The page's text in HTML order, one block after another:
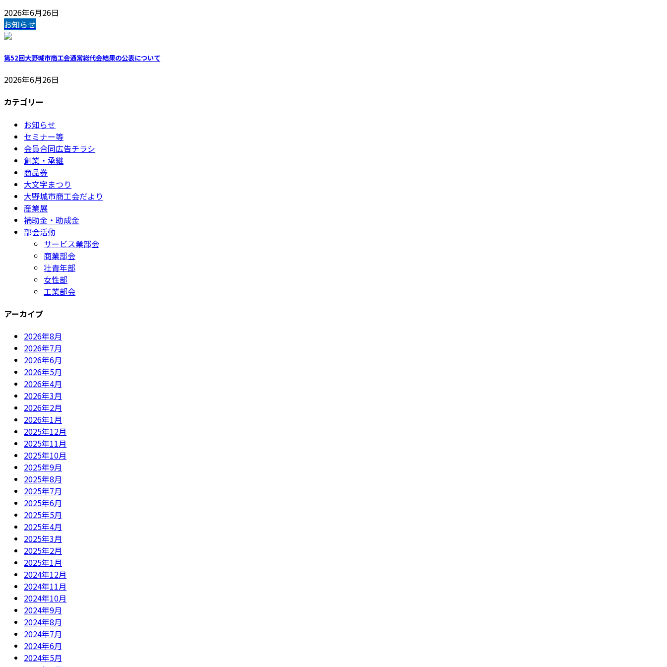
2026年6月26日
お知らせ
第52回大野城市商工会通常総代会結果の公表について
2026年6月26日
カテゴリー
お知らせ
セミナー等
会員合同広告チラシ
創業・承継
商品券
大文字まつり
大野城市商工会だより
産業展
補助金・助成金
部会活動
サービス業部会
商業部会
壮青年部
女性部
工業部会
アーカイブ
2026年8月
2026年7月
2026年6月
2026年5月
2026年4月
2026年3月
2026年2月
2026年1月
2025年12月
2025年11月
2025年10月
2025年9月
2025年8月
2025年7月
2025年6月
2025年5月
2025年4月
2025年3月
2025年2月
2025年1月
2024年12月
2024年11月
2024年10月
2024年9月
2024年8月
2024年7月
2024年6月
2024年5月